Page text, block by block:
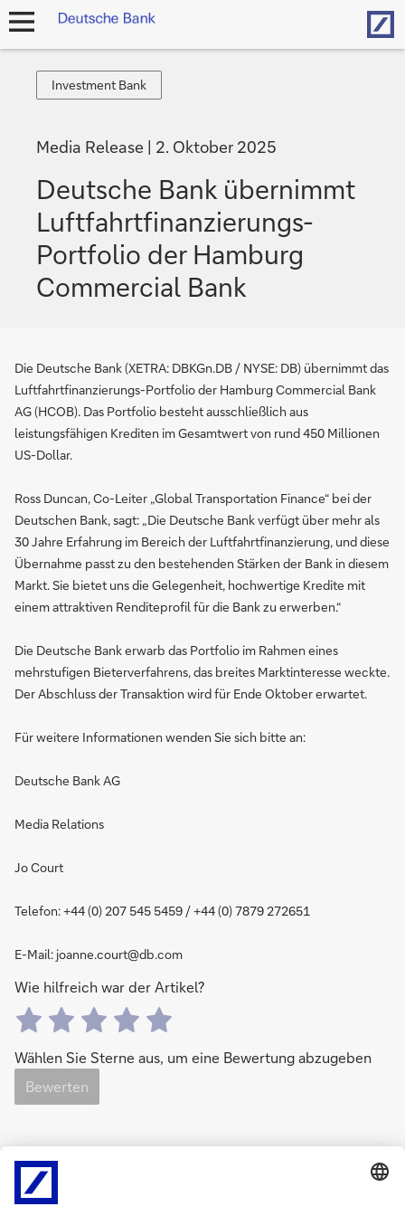
Navigation
Investment
Bank
Investment Bank
Media Release 2. Oktober 2025
Deutsche Bank übernimmt
Luftfahrtfinanzierungs-
Portfolio der Hamburg
Commercial Bank
Die Deutsche Bank (XETRA: DBKGn.DB / NYSE: DB) übernimmt das
Luftfahrtfinanzierungs-Portfolio der Hamburg Commercial Bank
AG (HCOB). Das Portfolio besteht ausschließlich aus
leistungsfähigen Krediten im Gesamtwert von rund 450 Millionen
US-Dollar.
Ross Duncan, Co-Leiter „Global Transportation Finance“ bei der
Deutschen Bank, sagt: „Die Deutsche Bank verfügt über mehr als
30 Jahre Erfahrung im Bereich der Luftfahrtfinanzierung, und diese
Übernahme passt zu den bestehenden Stärken der Bank in diesem
Markt. Sie bietet uns die Gelegenheit, hochwertige Kredite mit
einem attraktiven Renditeprofil für die Bank zu erwerben.“
Die Deutsche Bank erwarb das Portfolio im Rahmen eines
mehrstufigen Bieterverfahrens, das breites Marktinteresse weckte.
Der Abschluss der Transaktion wird für Ende Oktober erwartet.
Für weitere Informationen wenden Sie sich bitte an:
Deutsche Bank AG
Media Relations
Jo Court
Telefon: +44 (0) 207 545 5459 / +44 (0) 7879 272651
E-Mail: joanne.court@db.com
Wie hilfreich war der Artikel?
Wählen Sie Sterne aus, um eine Bewertung abzugeben
Bewerten